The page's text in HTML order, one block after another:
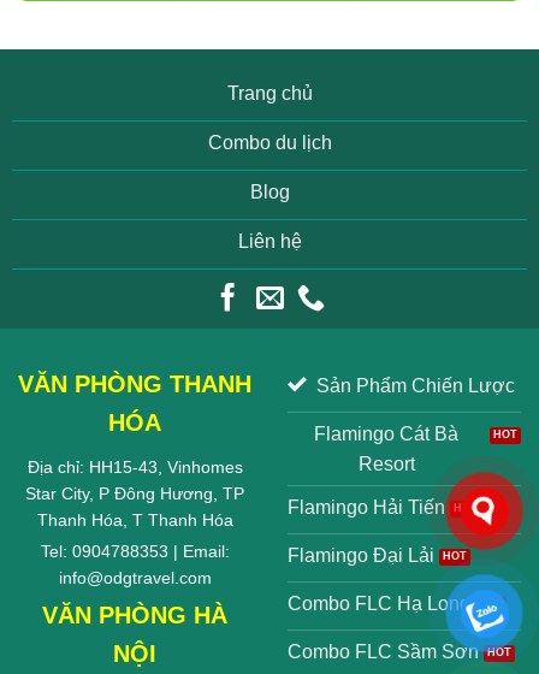
Trang chủ
Combo du lịch
Blog
Liên hệ
VĂN PHÒNG THANH
HÓA
Địa chỉ: HH15-43, Vinhomes
Star City, P Đông Hương, TP
Thanh Hóa, T Thanh Hóa
Tel: 0904788353 | Email:
info@odgtravel.com
VĂN PHÒNG HÀ
NỘI
Sản Phẩm Chiến Lược
Flamingo Cát Bà
Resort
Flamingo Hải Tiến
Flamingo Đại Lải
Combo FLC Hạ Long
Combo FLC Sầm Sơn